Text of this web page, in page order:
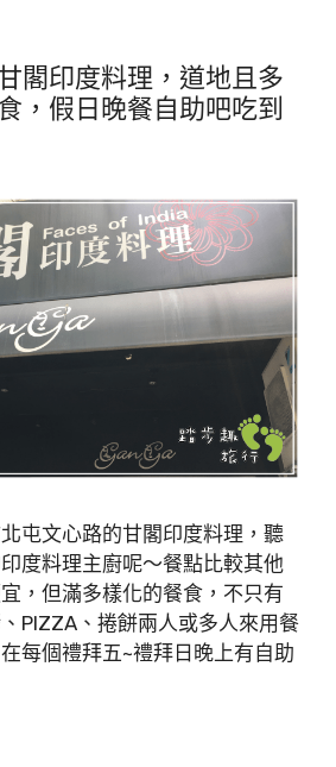
閣印度料理，道地且多
，假日晚餐自助吧吃到
屯文心路的甘閣印度料理，聽
度料理主廚呢～餐點比較其他
，但滿多樣化的餐食，不只有
PIZZA、捲餅兩人或多人來用餐
每個禮拜五~禮拜日晚上有自助